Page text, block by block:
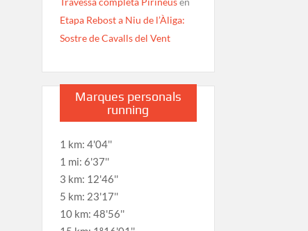
Etapa Rebost a Niu de l’Àliga:
Sostre de Cavalls del Vent
Marques personals
running
1 km: 4'04''
1 mi: 6'37''
3 km: 12'46''
5 km: 23'17''
10 km: 48'56''